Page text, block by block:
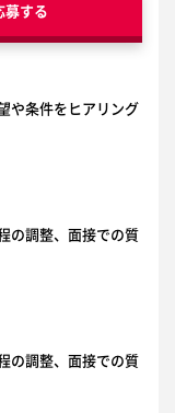
募する
や条件をヒアリング
の調整、面接での質
の調整、面接での質